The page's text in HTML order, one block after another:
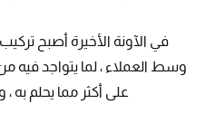
في الآونة الأخيرة أصبح
وسط العملاء ، لما يتواجد فيه
على أكثر مما يحلم به ،